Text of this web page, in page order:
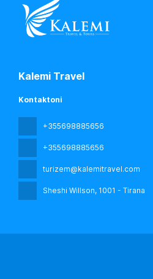
Kalemi Travel
Kontaktoni
+355698885656
+355698885656
turizem@kalemitravel.com
Sheshi Willson, 1001 - Tirana